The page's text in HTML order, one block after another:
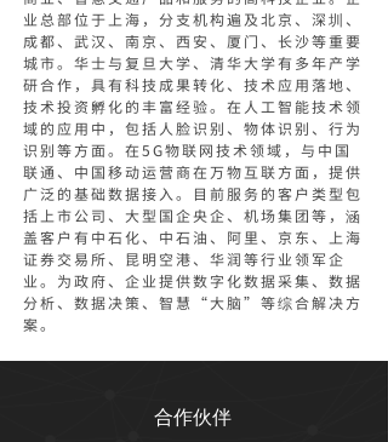
业总部位于上海，分支机构遍及北京、深圳、
成都、武汉、南京、西安、厦门、长沙等重要
城市。华士与复旦大学、清华大学有多年产学
研合作，具有科技成果转化、技术应用落地、
技术投资孵化的丰富经验。在人工智能技术领
域的应用中，包括人脸识别、物体识别、行为
识别等方面。在5G物联网技术领域，与中国
联通、中国移动运营商在万物互联方面，提供
广泛的基础数据接入。目前服务的客户类型包
括上市公司、大型国企央企、机场集团等，涵
盖客户有中石化、中石油、阿里、京东、上海
证券交易所、昆明空港、华润等行业领军企
业。为政府、企业提供数字化数据采集、数据
分析、数据决策、智慧“大脑”等综合解决方
案。
合作伙伴